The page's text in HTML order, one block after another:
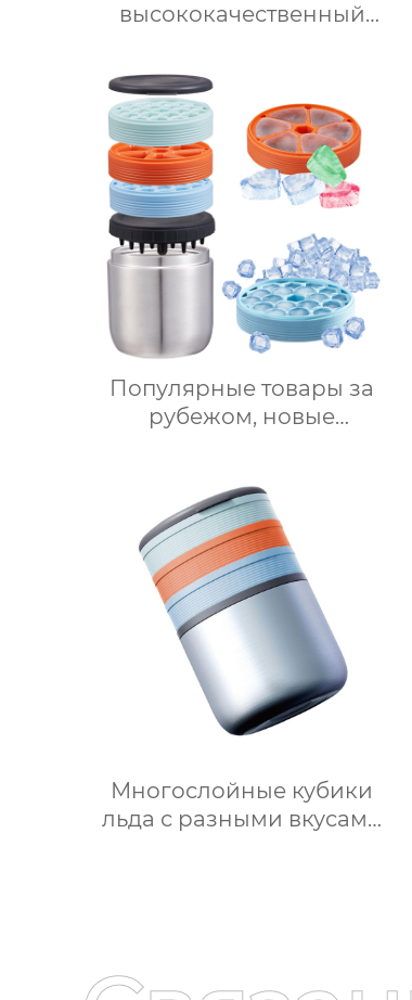
высококачественный
многофункциональный
робот для приготовления
пищи, кухонный комбайн,
блендер, тепловизор
Популярные товары за
рубежом, новые
стали, изоляционные
ведерки, многослойное
приготовление льда,
быстрое высвобождение,
бытовые льдогенераторы
Многослойные кубики
льда с разными вкусами